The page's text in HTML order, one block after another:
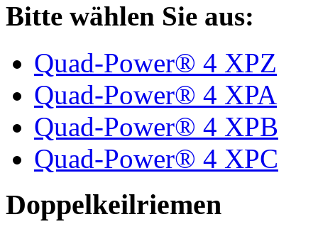
Bitte wählen Sie aus:
Quad-Power® 4 XPZ
Quad-Power® 4 XPA
Quad-Power® 4 XPB
Quad-Power® 4 XPC
Doppelkeilriemen